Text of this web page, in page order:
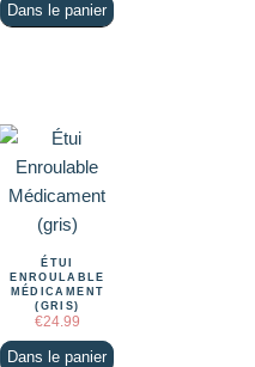
Dans le panier
ÉTUI
ENROULABLE
MÉDICAMENT
(GRIS)
€24.99
Dans le panier